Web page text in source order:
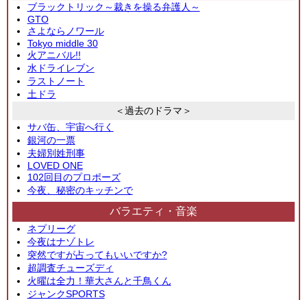
ブラックトリック～裁きを操る弁護人～
GTO
さよならノワール
Tokyo middle 30
火アニバル!!
水ドライレブン
ラストノート
土ドラ
＜過去のドラマ＞
サバ缶、宇宙へ行く
銀河の一票
夫婦別姓刑事
LOVED ONE
102回目のプロポーズ
今夜、秘密のキッチンで
バラエティ・音楽
ネプリーグ
今夜はナゾトレ
突然ですが占ってもいいですか?
超調査チューズディ
火曜は全力！華大さんと千鳥くん
ジャンクSPORTS